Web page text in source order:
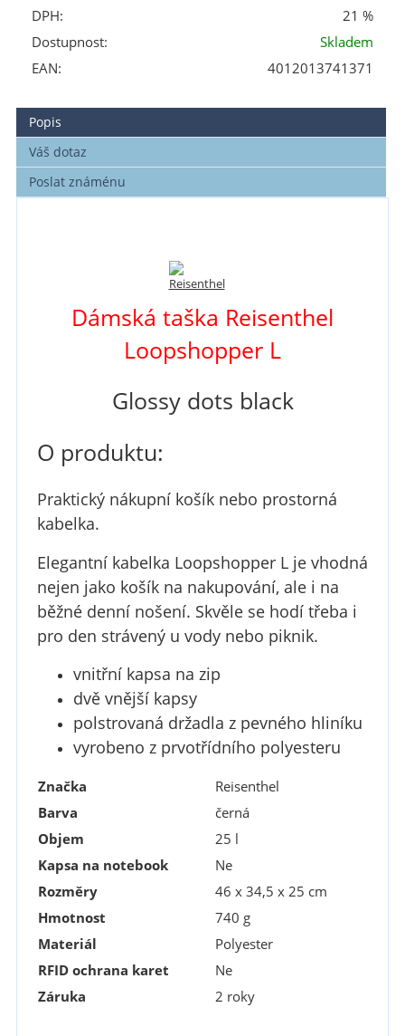
DPH:
21 %
Dostupnost:
Skladem
EAN:
4012013741371
Popis
Váš dotaz
Poslat známénu
Dámská taška Reisenthel
Loopshopper L
Glossy dots black
O produktu:
Praktický nákupní košík nebo prostorná
kabelka.
Elegantní kabelka Loopshopper L je vhodná
nejen jako košík na nakupování, ale i na
běžné denní nošení. Skvěle se hodí třeba i
pro den strávený u vody nebo piknik.
vnitřní kapsa na zip
dvě vnější kapsy
polstrovaná držadla z pevného hliníku
vyrobeno z prvotřídního polyesteru
Značka
Reisenthel
Barva
černá
Objem
25 l
Kapsa na notebook
Ne
Rozměry
46 x 34,5 x 25 cm
Hmotnost
740 g
Materiál
Polyester
RFID ochrana karet
Ne
Záruka
2 roky